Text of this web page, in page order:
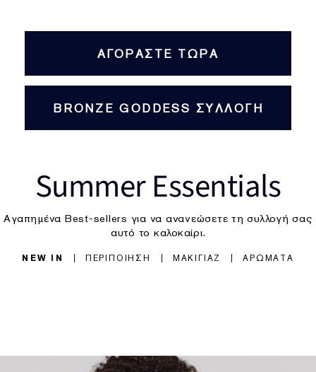
ΑΓΟΡΑΣΤΕ ΤΩΡΑ
BRONZE GODDESS ΣΥΛΛΟΓΗ
Summer Essentials
Αγαπημένα Best-sellers για να ανανεώσετε τη συλλογή σας
αυτό το καλοκαίρι.
NEW IN ΠΕΡΙΠΟΙΗΣΗ ΜΑΚΙΓΙΑΖ ΑΡΩΜΑΤΑ